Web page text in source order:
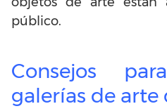
público.
Consejos
galerías de arte